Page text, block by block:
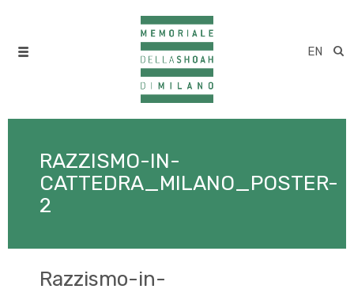
EN
RAZZISMO-IN-
CATTEDRA_MILANO_POSTER-
2
Razzismo-in-